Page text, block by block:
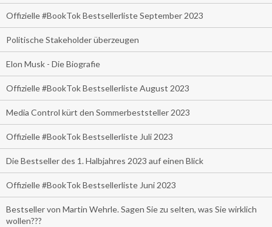
Offizielle #BookTok Bestsellerliste September 2023
Politische Stakeholder überzeugen
Elon Musk - Die Biografie
Offizielle #BookTok Bestsellerliste August 2023
Media Control kürt den Sommerbeststeller 2023
Offizielle #BookTok Bestsellerliste Juli 2023
Die Bestseller des 1. Halbjahres 2023 auf einen Blick
Offizielle #BookTok Bestsellerliste Juni 2023
Bestseller von Martin Wehrle. Sagen Sie zu selten, was Sie wirklich
wollen???